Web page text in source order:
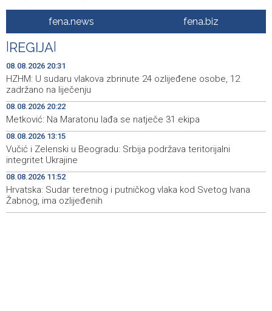
Pezer već sutra nastupa u kvalifikacijama, vjeruje da će i
navečer biti u finalu EP-a u Birminghamu
10:16
Ballian: Neopravdana sječa stabala a grad zbog manjka
drveća sve topliji
10:09
FBiH nema objedinjene podatke o povučenom i
uništenom mesu, prekršaji utvrđeni u 40 kontrola
10:03
Marija Šerifović pred više hiljada posjetitelja na Piroti
zatvorila 'Dane dijaspore 2026' u Travniku
09:28
Kušljugić: Sprječavanje dehidracije i pregrijavanja ključni
za očuvanje zdravlja srca tokom vrućina
09:27
U jami 'Raspotočje' petu noć prenoćilo devet zeničkih
rudara
fena.news fena.biz
REGIJA
08.08.2026 20:31
HZHM: U sudaru vlakova zbrinute 24 ozlijeđene osobe, 12
zadržano na liječenju
08.08.2026 20:22
Metković: Na Maratonu lađa se natječe 31 ekipa
08.08.2026 13:15
Vučić i Zelenski u Beogradu: Srbija podržava teritorijalni
integritet Ukrajine
08.08.2026 11:52
Hrvatska: Sudar teretnog i putničkog vlaka kod Svetog Ivana
Žabnog, ima ozlijeđenih